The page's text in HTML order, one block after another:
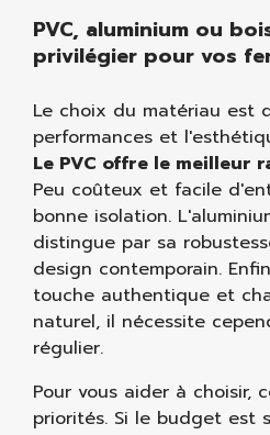
PVC, aluminium ou
privilégier pour vos
Le choix du matériau est
performances et
Le PVC offre le
Peu coûteux et facile
bonne isolation.
distingue par sa
design contemporain.
touche authentique et
naturel, il nécessite
régulier.
Pour vous aider à choisir,
priorités. Si le budget est